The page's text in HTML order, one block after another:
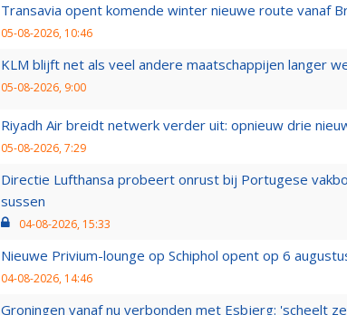
Transavia opent komende winter nieuwe route vanaf
05-08-2026, 10:46
KLM blijft net als veel andere maatschappijen langer
05-08-2026, 9:00
Riyadh Air breidt netwerk verder uit: opnieuw drie
05-08-2026, 7:29
Directie Lufthansa probeert onrust bij Portugese
sussen
04-08-2026, 15:33
Nieuwe Privium-lounge op Schiphol opent op 6
04-08-2026, 14:46
Groningen vanaf nu verbonden met Esbjerg: 'scheelt